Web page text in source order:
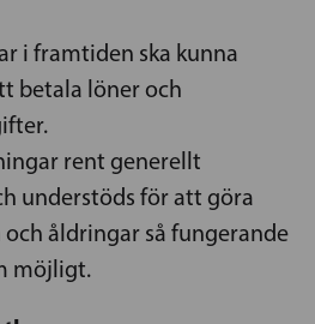
i framtiden ska kunna
betala löner och
rent generellt
understöds för att göra
åldringar så fungerande
möjligt.